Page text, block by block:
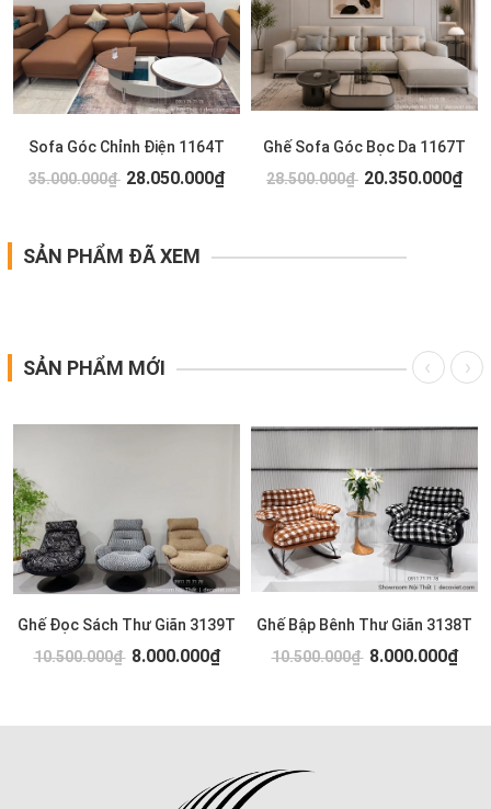
Sofa Góc Chỉnh Điện 1164T
35.000.000₫ 28.050.000₫
Ghế Sofa Góc Bọc Da 1167T
28.500.000₫ 20.350.000₫
SẢN PHẨM ĐÃ XEM
SẢN PHẨM MỚI
Ghế Đọc Sách Thư Giãn 3139T
10.500.000₫ 8.000.000₫
Ghế Bập Bênh Thư Giãn 3138T
10.500.000₫ 8.000.000₫